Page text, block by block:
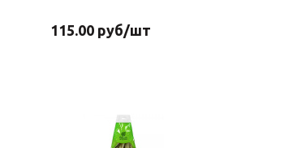
115.00руб/шт